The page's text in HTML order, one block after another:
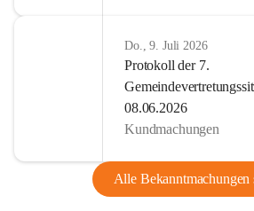
Do., 9. Juli 2026
Protokoll der 7.
08.06.2026
Kundmachungen
Alle Bekanntmachungen